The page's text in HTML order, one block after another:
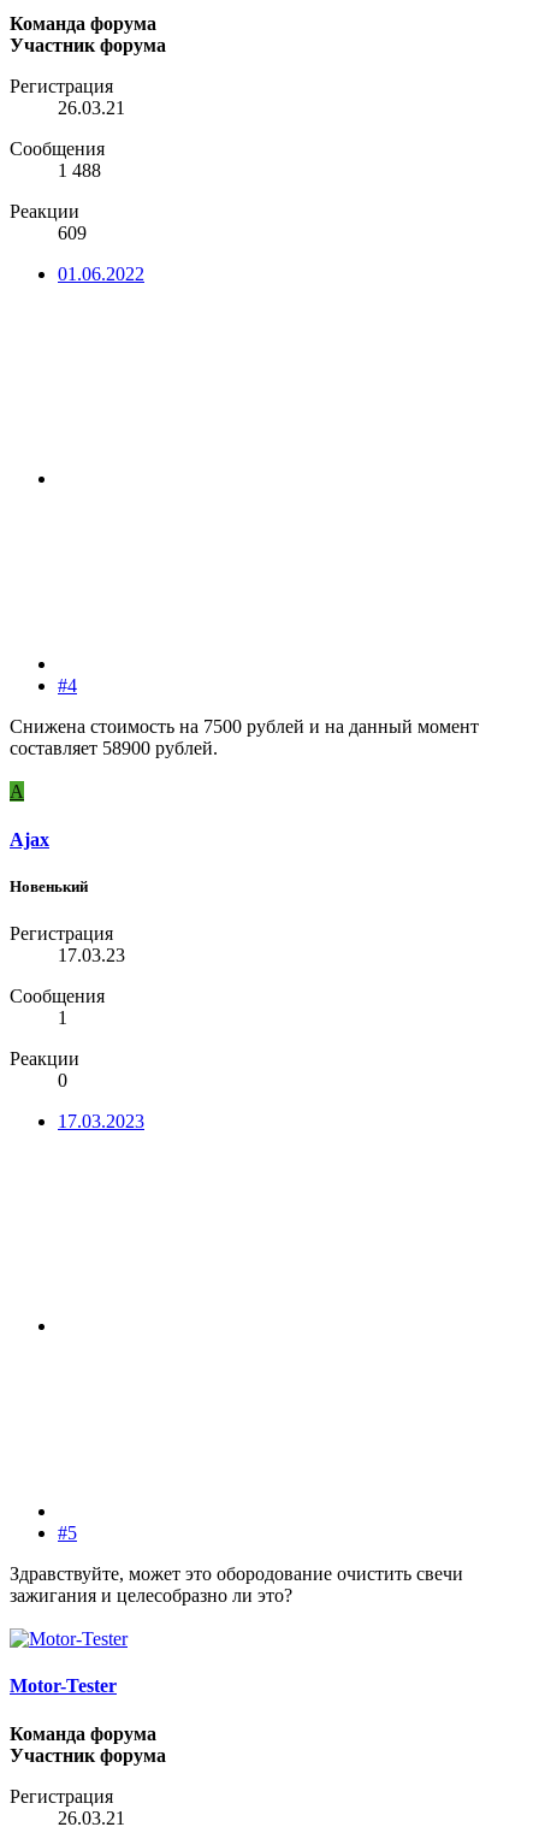
Команда форума
Участник форума
Регистрация
26.03.21
Сообщения
1 488
Реакции
609
01.06.2022
#4
Снижена стоимость на 7500 рублей и на данный момент
составляет 58900 рублей.
A
Ajax
Новенький
Регистрация
17.03.23
Сообщения
1
Реакции
0
17.03.2023
#5
Здравствуйте, может это обородование очистить свечи
зажигания и целесобразно ли это?
Motor-Tester
Команда форума
Участник форума
Регистрация
26.03.21